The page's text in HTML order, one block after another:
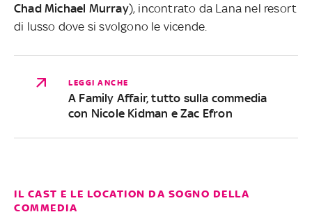
Chad Michael Murray), incontrato da Lana nel resort
di lusso dove si svolgono le vicende.
LEGGI ANCHE
A Family Affair, tutto sulla commedia
con Nicole Kidman e Zac Efron
IL CAST E LE LOCATION DA SOGNO DELLA
COMMEDIA